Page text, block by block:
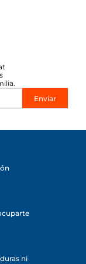
Enviar
ni